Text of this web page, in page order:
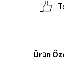
Ürün